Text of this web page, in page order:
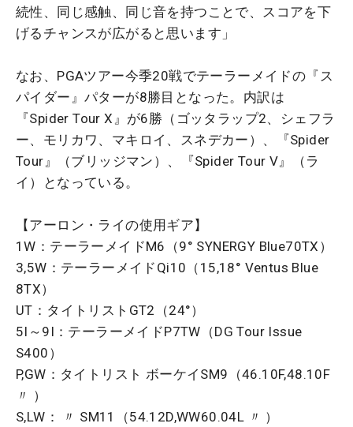
続性、同じ感触、同じ音を持つことで、スコアを下
げるチャンスが広がると思います」
なお、PGAツアー今季20戦でテーラーメイドの『ス
パイダー』パターが8勝目となった。内訳は
『Spider Tour X』が6勝（ゴッタラップ2、シェフラ
ー、モリカワ、マキロイ、スネデカー）、『Spider
Tour』（ブリッジマン）、『Spider Tour V』（ラ
イ）となっている。
【アーロン・ライの使用ギア】
1W：テーラーメイドM6（9° SYNERGY Blue70TX）
3,5W：テーラーメイドQi10（15,18° Ventus Blue
8TX）
UT：タイトリストGT2（24°）
5I～9I：テーラーメイドP7TW（DG Tour Issue
S400）
P,GW：タイトリスト ボーケイSM9（46.10F,48.10F
〃 ）
S,LW： 〃 SM11（54.12D,WW60.04L 〃 ）